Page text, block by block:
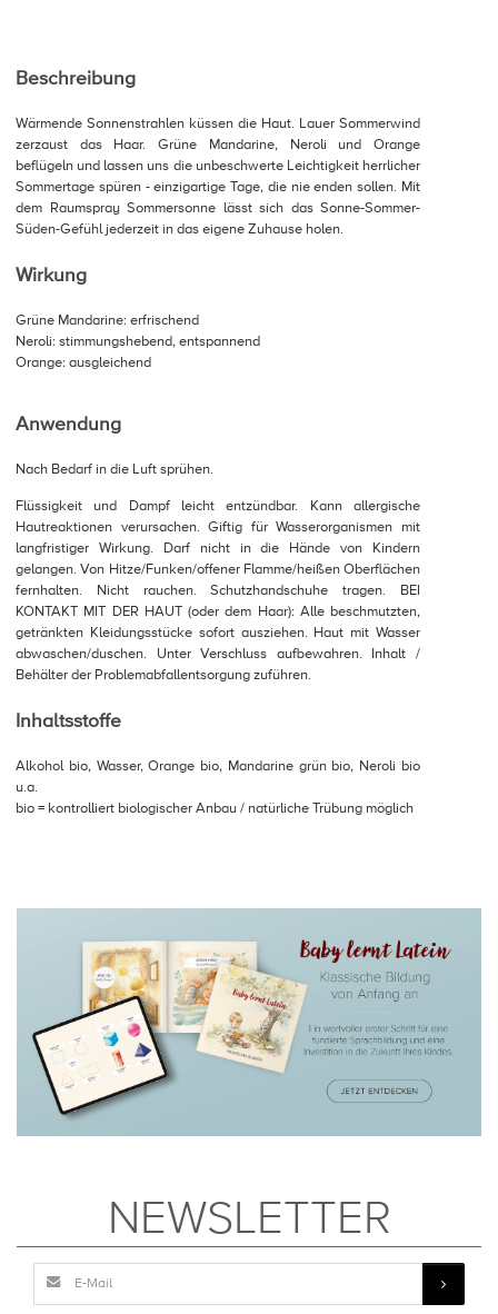
Beschreibung
Wärmende Sonnenstrahlen küssen die Haut. Lauer Sommerwind
zerzaust das Haar. Grüne Mandarine, Neroli und Orange
beflügeln und lassen uns die unbeschwerte Leichtigkeit herrlicher
Sommertage spüren - einzigartige Tage, die nie enden sollen. Mit
dem Raumspray Sommersonne lässt sich das Sonne-Sommer-
Süden-Gefühl jederzeit in das eigene Zuhause holen.
Wirkung
Grüne Mandarine: erfrischend
Neroli: stimmungshebend, entspannend
Orange: ausgleichend
Anwendung
Nach Bedarf in die Luft sprühen.
Flüssigkeit und Dampf leicht entzündbar. Kann allergische
Hautreaktionen verursachen. Giftig für Wasserorganismen mit
langfristiger Wirkung. Darf nicht in die Hände von Kindern
gelangen. Von Hitze/Funken/offener Flamme/heißen Oberflächen
fernhalten. Nicht rauchen. Schutzhandschuhe tragen. BEI
KONTAKT MIT DER HAUT (oder dem Haar): Alle beschmutzten,
getränkten Kleidungsstücke sofort ausziehen. Haut mit Wasser
abwaschen/duschen. Unter Verschluss aufbewahren. Inhalt /
Behälter der Problemabfallentsorgung zuführen.
Inhaltsstoffe
Alkohol bio, Wasser, Orange bio, Mandarine grün bio, Neroli bio
u.a.
bio = kontrolliert biologischer Anbau / natürliche Trübung möglich
NEWSLETTER